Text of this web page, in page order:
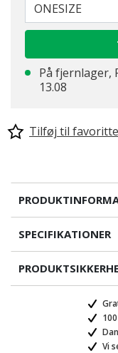
ONESIZE
På fjernlager,
13.08
Tilføj til
SPECIFIKATIONER
Vi